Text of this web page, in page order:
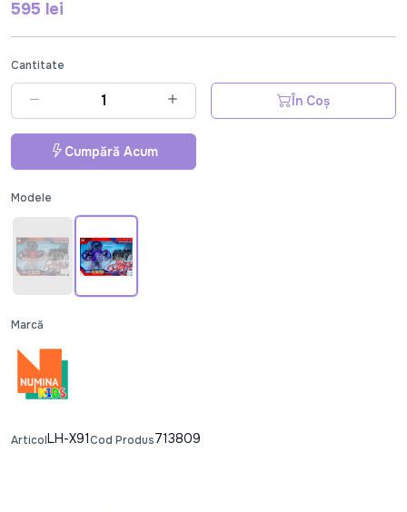
595 lei
Cantitate
În Coș
Cumpără Acum
Modele
Marcă
ArticolLH-X91Cod Produs713809